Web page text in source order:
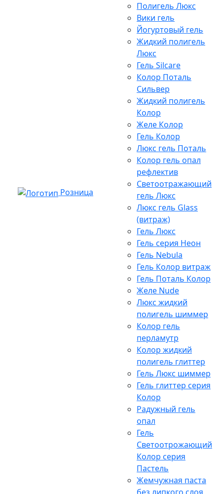
Розница
Полигель Люкс
Вики гель
Йогуртовый гель
Жидкий полигель
Люкс
Гель Silcare
Колор Поталь
Сильвер
Жидкий полигель
Колор
Желе Колор
Гель Колор
Люкс гель Поталь
Колор гель опал
рефлектив
Светоотражающий
гель Люкс
Люкс гель Glass
(витраж)
Гель Люкс
Гель серия Неон
Гель Nebula
Гель Колор витраж
Гель Поталь Колор
Желе Nude
Люкс жидкий
полигель шиммер
Колор гель
перламутр
Колор жидкий
полигель глиттер
Гель Люкс шиммер
Гель глиттер серия
Колор
Радужный гель
опал
Гель
Светоотрожающий
Колор серия
Пастель
Жемчужная паста